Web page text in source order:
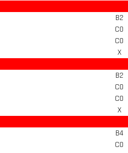
B2
C0
C0
X
B2
C0
C0
X
B4
C0